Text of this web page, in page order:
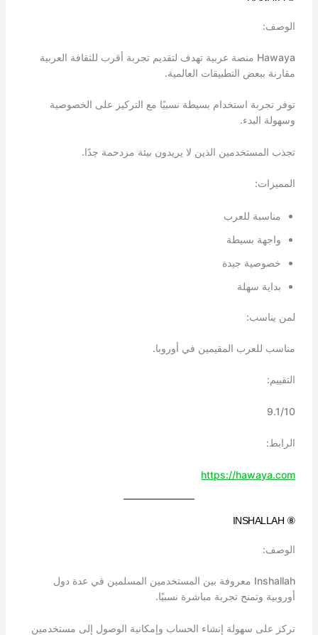
الوصف:
Hawaya منصة عربية تهدف لتقديم تجربة أقرب للثقافة العربية
مقارنة ببعض التطبيقات العالمية.
توفر تجربة استخدام بسيطة نسبيًا مع التركيز على الخصوصية
وسهولة البدء.
تجذب المستخدمين الذين لا يريدون بيئة مزدحمة جدًا.
المميزات:
مناسبة للعرب
واجهة بسيطة
خصوصية جيدة
بداية سهلة
لمن يناسب:
مناسب للعرب المقيمين في أوروبا.
التقييم:
9.1/10
الرابط:
https://hawaya.com
⑧ INSHALLAH
الوصف:
Inshallah معروفة بين المستخدمين المسلمين في عدة دول
أوروبية وتمنح تجربة مباشرة نسبيًا.
تركز على سهولة إنشاء الحساب وإمكانية الوصول إلى مستخدمين